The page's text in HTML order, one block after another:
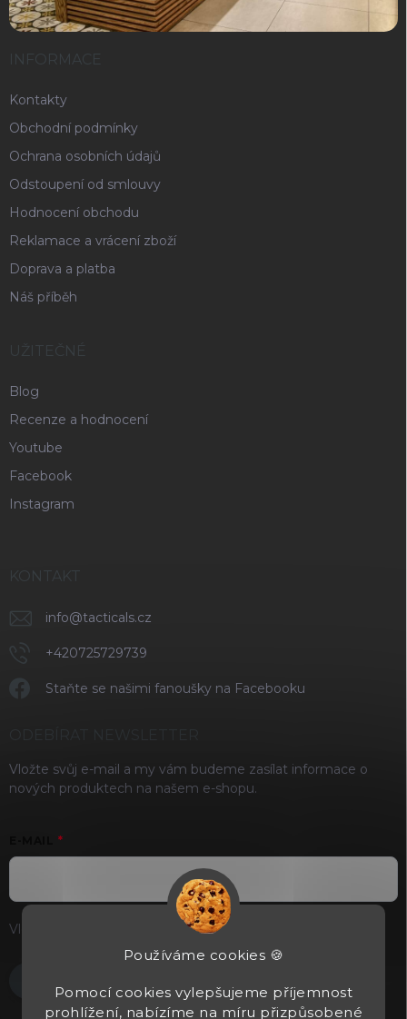
Používáme cookies 🍪
Pomocí cookies vylepšujeme příjemnost
prohlížení, nabízíme na míru přizpůsobené
INFORMACE
Kontakty
Obchodní podmínky
Ochrana osobních údajů
Odstoupení od smlouvy
Hodnocení obchodu
Reklamace a vrácení zboží
Doprava a platba
Náš příběh
UŽITEČNÉ
Blog
Recenze a hodnocení
Youtube
Facebook
Instagram
KONTAKT
info@tacticals.cz
+420725729739
Staňte se našimi fanoušky na Facebooku
Vložte svůj e-mail a my vám budeme zasílat informace o
nových produktech na našem e-shopu.
Vložením e-mailu souhlasíte spodmínkami ochrany osobních